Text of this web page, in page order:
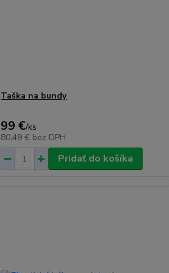
Taška na bundy
99 €/ks
80,49 € bez DPH
Pridať do košíka